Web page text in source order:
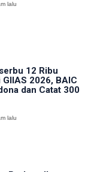
lalu
12 Ribu
2026, BAIC
dan Catat 300
lalu